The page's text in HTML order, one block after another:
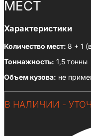
МЕСТ
Характеристики
Количество мест: 8 + 1
Тоннажность: 1,5 тонны
Объем кузова: не
В НАЛИЧИИ -